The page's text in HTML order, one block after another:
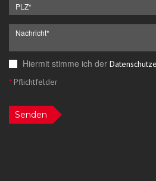
Hiermit stimme ich der
*Pflichtfelder
Senden